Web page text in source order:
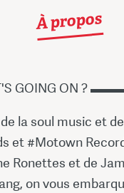
À propos
GOING ON ?
la soul music et
et #Motown
Ronettes et de
on vous